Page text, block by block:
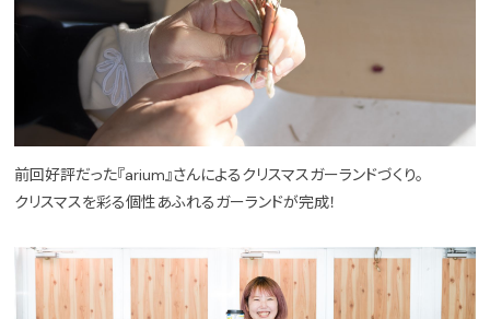
前回好評だった『arium』さんによるクリスマスガーランドづくり。
クリスマスを彩る個性あふれるガーランドが完成！